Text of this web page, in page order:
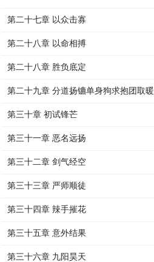
第二十七章 以众击寡
第二十八章 以命相搏
第二十八章 胜负底定
第二十九章 分道扬镳单身狗求抱团取暖
第三十章 初试锋芒
第三十一章 恶名远扬
第三十二章 剑气经空
第三十三章 严师顺徒
第三十四章 辣手摧花
第三十五章 意外结果
第三十六章 九阳昊天